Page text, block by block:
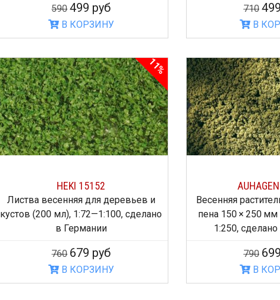
590 499 руб
В КОРЗИНУ
710
В
HEKI 15152
Листва весенняя для деревьев и
кустов (200 мл), 1:72—1:100, сделано
в Германии
11%
760 679 руб
В КОРЗИНУ
Весенняя
пена 150 × 250 мм
1:250,
790
В